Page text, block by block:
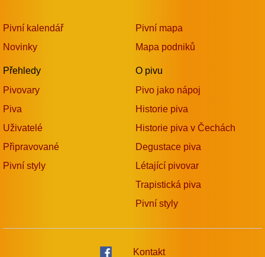
Pivní kalendář
Novinky
Přehledy
Pivovary
Piva
Uživatelé
Připravované
Pivní styly
Pivní mapa
Mapa podniků
O pivu
Pivo jako nápoj
Historie piva
Historie piva v Čechách
Degustace piva
Létající pivovar
Trapistická piva
Pivní styly
Kontakt